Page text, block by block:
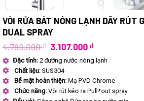
VÒI RỬA BÁT NÓNG LẠNH DÂY RÚT
DUAL SPRAY
4.780.000₫ Giá
gốc
là:
4.780.000 ₫.
3.107.000₫Giá
hiện
tại
3.107.000 ₫.
Đặc tính: 2 đường nước nóng lạnh
Chất liệu: SUS304
Bề mặt hoàn thiện: Mạ PVD Chrome
Chức năng: Vòi rút kéo ra Pull*out spray